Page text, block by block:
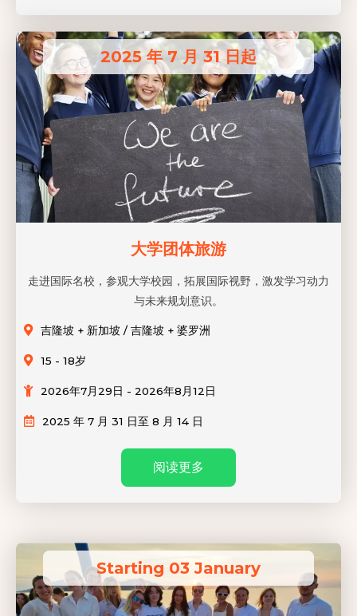
2025 年 7 月 31 日起
大学团体旅游
走进国际名校，参观大学校园，拓展国际视野，激发学习动力
与未来规划意识。
吉隆坡 + 新加坡 / 吉隆坡 + 婆罗洲
15 - 18岁
2026年7月29日 - 2026年8月12日
2025 年 7 月 31 日至 8 月 14 日
阅读更多
Starting 03 January